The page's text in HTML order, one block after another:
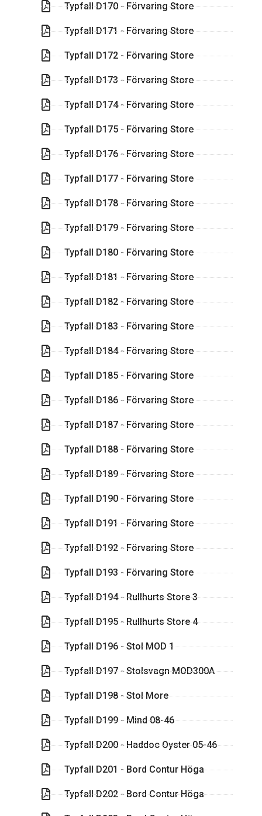
Typfall D170 - Förvaring Store
Typfall D171 - Förvaring Store
Typfall D172 - Förvaring Store
Typfall D173 - Förvaring Store
Typfall D174 - Förvaring Store
Typfall D175 - Förvaring Store
Typfall D176 - Förvaring Store
Typfall D177 - Förvaring Store
Typfall D178 - Förvaring Store
Typfall D179 - Förvaring Store
Typfall D180 - Förvaring Store
Typfall D181 - Förvaring Store
Typfall D182 - Förvaring Store
Typfall D183 - Förvaring Store
Typfall D184 - Förvaring Store
Typfall D185 - Förvaring Store
Typfall D186 - Förvaring Store
Typfall D187 - Förvaring Store
Typfall D188 - Förvaring Store
Typfall D189 - Förvaring Store
Typfall D190 - Förvaring Store
Typfall D191 - Förvaring Store
Typfall D192 - Förvaring Store
Typfall D193 - Förvaring Store
Typfall D194 - Rullhurts Store 3
Typfall D195 - Rullhurts Store 4
Typfall D196 - Stol MOD 1
Typfall D197 - Stolsvagn MOD300A
Typfall D198 - Stol More
Typfall D199 - Mind 08-46
Typfall D200 - Haddoc Oyster 05-46
Typfall D201 - Bord Contur Höga
Typfall D202 - Bord Contur Höga